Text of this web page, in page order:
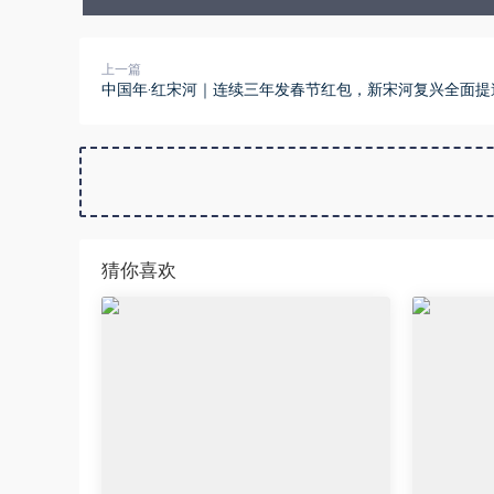
上一篇
中国年·红宋河｜连续三年发春节红包，新宋河复兴全面提
猜你喜欢